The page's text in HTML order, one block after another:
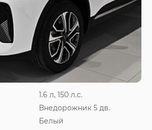
1.6 л, 150 л.с.
Внедорожник 5 дв.
Белый